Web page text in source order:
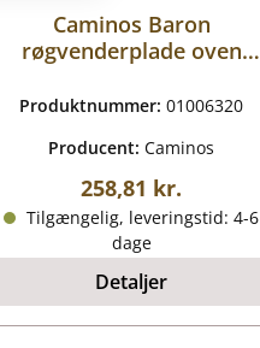
Caminos Baron
røgvenderplade oven
Produktnummer:01006320
Producent:Caminos
Almindelig pris:
258,81 kr.
Tilgængelig, leveringstid: 4-6
dage
Detaljer